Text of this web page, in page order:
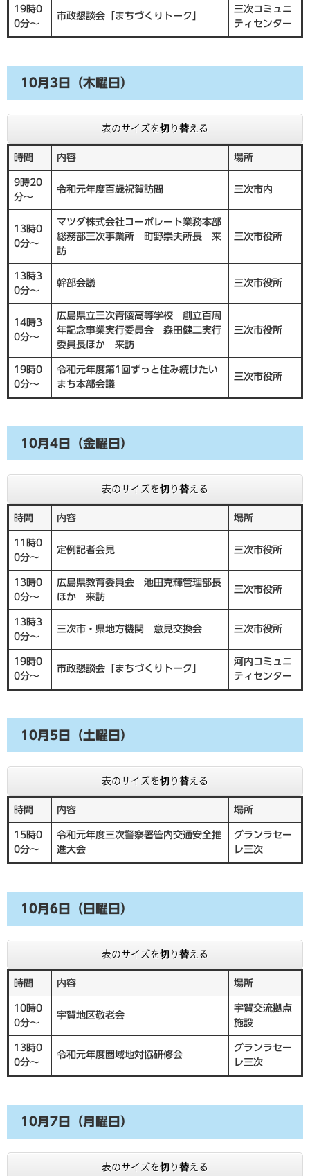
19時0
0分～
市政懇談会「まちづくりトーク」
三次コミュニ
ティセンター
10月3日（木曜日）
表のサイズを切り替える
時間 内容 場所
9時20
分～
令和元年度百歳祝賀訪問 三次市内
13時0
0分～
マツダ株式会社コーポレート業務本部
総務部三次事業所 町野崇夫所長 来
訪
三次市役所
13時3
0分～
幹部会議 三次市役所
14時3
0分～
広島県立三次青陵高等学校 創立百周
年記念事業実行委員会 森田健二実行
委員長ほか 来訪
三次市役所
19時0
0分～
令和元年度第1回ずっと住み続けたい
まち本部会議
三次市役所
10月4日（金曜日）
表のサイズを切り替える
時間 内容 場所
11時0
0分～
定例記者会見 三次市役所
13時0
0分～
広島県教育委員会 池田克輝管理部長
ほか 来訪
三次市役所
13時3
0分～
三次市・県地方機関 意見交換会 三次市役所
19時0
0分～
市政懇談会「まちづくりトーク」
河内コミュニ
ティセンター
10月5日（土曜日）
表のサイズを切り替える
時間 内容 場所
15時0
0分～
令和元年度三次警察署管内交通安全推
進大会
グランラセー
レ三次
10月6日（日曜日）
表のサイズを切り替える
時間 内容 場所
10時0
0分～
宇賀地区敬老会
宇賀交流拠点
施設
13時0
0分～
令和元年度圏域地対協研修会
グランラセー
レ三次
10月7日（月曜日）
表のサイズを切り替える